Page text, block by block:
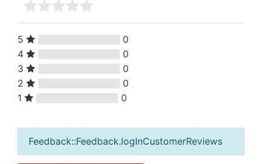
5
0
4
0
3
0
2
0
1
0
Feedback::Feedback.logInCustomerReviews